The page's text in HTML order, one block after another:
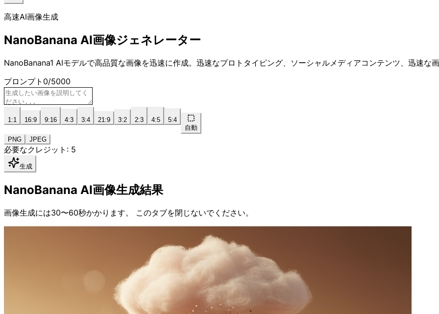
高速AI画像生成
NanoBanana AI画像ジェネレーター
NanoBanana1 AIモデルで高品質な画像を迅速に作成。迅速なプロトタイピング、ソーシャルメディアコンテンツ、迅速な画
プロンプト 0/5000
1:1 16:9 9:16 4:3 3:4 21:9 3:2 2:3 4:5
5:4
自動
PNG
JPEG
必要なクレジット: 5
生成
NanoBanana AI画像生成結果
画像生成には30〜60秒かかります。 このタブを閉じないでください。